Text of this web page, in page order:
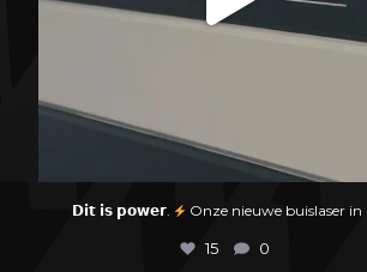
𝗗𝗶𝘁 𝗶𝘀 𝗽𝗼𝘄𝗲𝗿. Onze nieuwe buislaser in
15 0